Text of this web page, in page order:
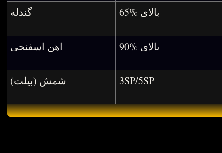
گندله
65% بالای
اهن اسفنجی 90% بالای
شمش (بیلت) 3SP/5SP